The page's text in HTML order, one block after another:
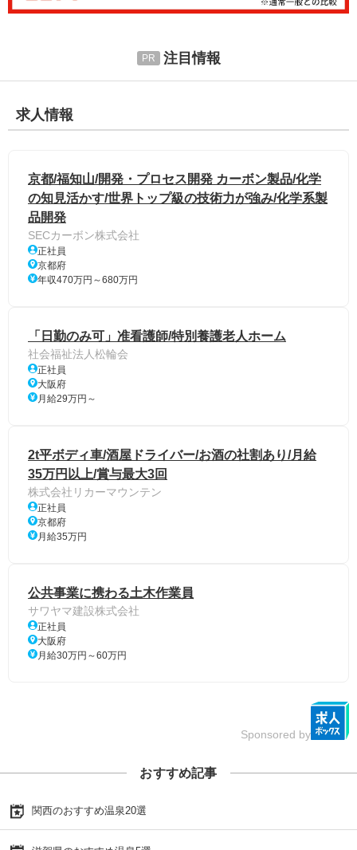
注目情報
求人情報
京都/福知山/開発・プロセス開発 カーボン製品/化学
の知見活かす/世界トップ級の技術力が強み/化学系製
品開発
SECカーボン株式会社
正社員
京都府
年収470万円～680万円
「日勤のみ可」准看護師/特別養護老人ホーム
社会福祉法人松輪会
正社員
大阪府
月給29万円～
2t平ボディ車/酒屋ドライバー/お酒の社割あり/月給
35万円以上/賞与最大3回
株式会社リカーマウンテン
正社員
京都府
月給35万円
公共事業に携わる土木作業員
サワヤマ建設株式会社
正社員
大阪府
月給30万円～60万円
Sponsored by
おすすめ記事
関西のおすすめ温泉20選